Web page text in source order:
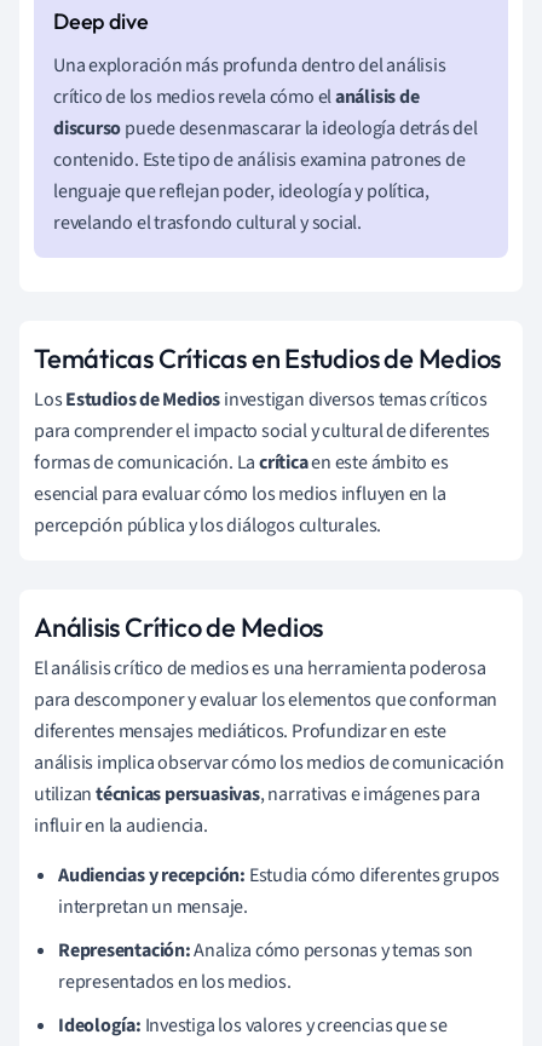
Una exploración más profunda dentro del análisis
crítico de los medios revela cómo elanálisis de
discursopuede desenmascarar la ideología detrás del
contenido. Este tipo de análisis examina patrones de
lenguaje que reflejan poder, ideología y política,
revelando el trasfondo cultural y social.
Temáticas Críticas en Estudios de Medios
LosEstudios de Mediosinvestigan diversos temas críticos
para comprender el impacto social y cultural de diferentes
formas de comunicación. Lacríticaen este ámbito es
esencial para evaluar cómo los medios influyen en la
percepción pública y los diálogos culturales.
Análisis Crítico de Medios
El análisis crítico de medios es una herramienta poderosa
para descomponer y evaluar los elementos que conforman
diferentes mensajes mediáticos. Profundizar en este
análisis implica observar cómo los medios de comunicación
utilizantécnicas persuasivas, narrativas e imágenes para
influir en la audiencia.
Audiencias y recepción: Estudia cómo diferentes grupos
interpretan un mensaje.
Representación:Analiza cómo personas y temas son
representados en los medios.
Ideología: Investiga los valores y creencias que se